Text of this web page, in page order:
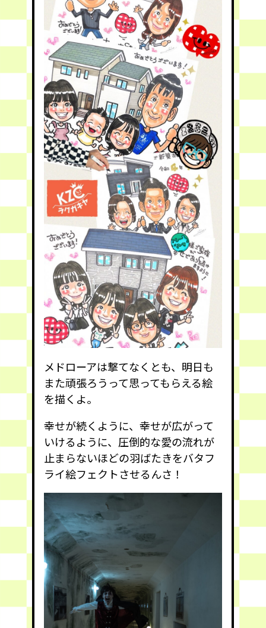
メドローアは撃てなくとも、明日も
また頑張ろうって思ってもらえる絵
を描くよ。
幸せが続くように、幸せが広がって
いけるように、圧倒的な愛の流れが
止まらないほどの羽ばたきをバタフ
ライ絵フェクトさせるんさ！